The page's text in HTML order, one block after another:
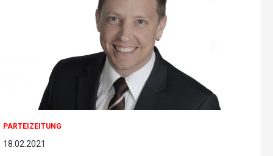
PARTEIZEITUNG
18.02.2021